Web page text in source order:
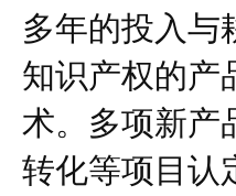
多年的投入与
知识产权的产
术。多项新产
转化等项目认